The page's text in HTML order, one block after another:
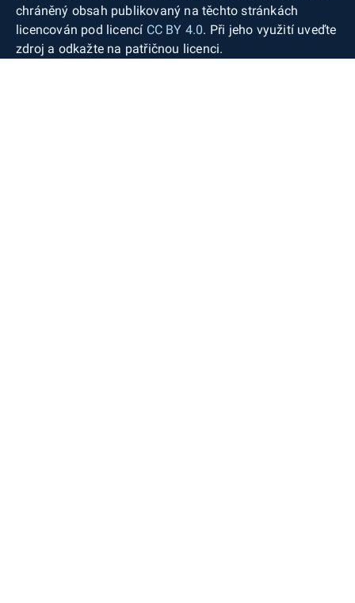
chráněný obsah publikovaný na těchto stránkách
licencován pod licencí CC BY 4.0. Při jeho využití uveďte
zdroj a odkažte na patřičnou licenci.